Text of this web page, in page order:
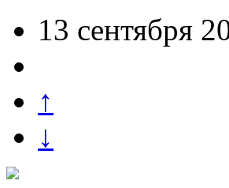
13 сентября
↑
↓